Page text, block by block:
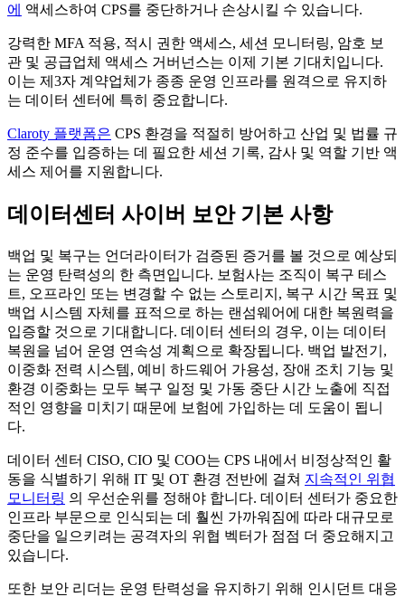
에 액세스하여 CPS를 중단하거나 손상시킬 수 있습니다.
강력한 MFA 적용, 적시 권한 액세스, 세션 모니터링, 암호 보
관 및 공급업체 액세스 거버넌스는 이제 기본 기대치입니다.
이는 제3자 계약업체가 종종 운영 인프라를 원격으로 유지하
는 데이터 센터에 특히 중요합니다.
Claroty 플랫폼은 CPS 환경을 적절히 방어하고 산업 및 법률 규
정 준수를 입증하는 데 필요한 세션 기록, 감사 및 역할 기반 액
세스 제어를 지원합니다.
데이터센터 사이버 보안 기본 사항
백업 및 복구는 언더라이터가 검증된 증거를 볼 것으로 예상되
는 운영 탄력성의 한 측면입니다. 보험사는 조직이 복구 테스
트, 오프라인 또는 변경할 수 없는 스토리지, 복구 시간 목표 및
백업 시스템 자체를 표적으로 하는 랜섬웨어에 대한 복원력을
입증할 것으로 기대합니다. 데이터 센터의 경우, 이는 데이터
복원을 넘어 운영 연속성 계획으로 확장됩니다. 백업 발전기,
이중화 전력 시스템, 예비 하드웨어 가용성, 장애 조치 기능 및
환경 이중화는 모두 복구 일정 및 가동 중단 시간 노출에 직접
적인 영향을 미치기 때문에 보험에 가입하는 데 도움이 됩니
다.
데이터 센터 CISO, CIO 및 COO는 CPS 내에서 비정상적인 활
동을 식별하기 위해 IT 및 OT 환경 전반에 걸쳐 지속적인 위협
모니터링 의 우선순위를 정해야 합니다. 데이터 센터가 중요한
인프라 부문으로 인식되는 데 훨씬 가까워짐에 따라 대규모로
중단을 일으키려는 공격자의 위협 벡터가 점점 더 중요해지고
있습니다.
또한 보안 리더는 운영 탄력성을 유지하기 위해 인시던트 대응